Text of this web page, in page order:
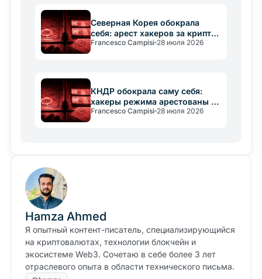
Северная Корея обокрала
себя: арест хакеров за крипто-
отмывание
Francesco Campisi 28 июля 2026
КНДР обокрала саму себя:
хакеры режима арестованы за
крипторецикляж
Francesco Campisi 28 июля 2026
Hamza Ahmed
Я опытный контент-писатель, специализирующийся
на криптовалютах, технологии блокчейн и
экосистеме Web3. Сочетаю в себе более 3 лет
отраслевого опыта в области технического письма.